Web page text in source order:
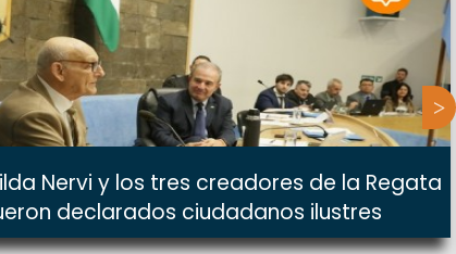
Nervi y los tres creadores de la Regata
declarados ciudadanos ilustres